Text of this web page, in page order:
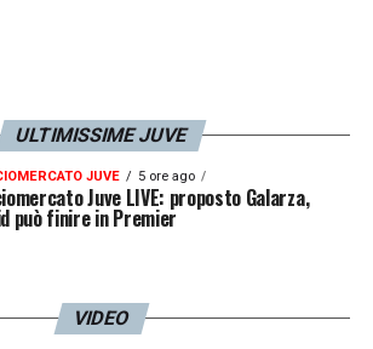
ULTIMISSIME JUVE
JUVE 5 ore ago
Juve LIVE: proposto Galarza,
può finire in Premier
VIDEO